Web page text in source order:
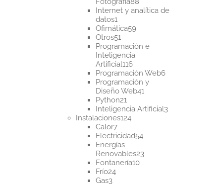
productos
Internet y analítica de
datos11
producto
Ofimática5959
Otros5151
productos
Programación e
Inteligencia
Artificial116116
productos
Programación Web66
Programación y
Diseño Web4141
Python2121
productos
Inteligencia Artificial33
Instalaciones124124
Calor77
productos
Electricidad5454
Energías
Renovables2323
Fontanería1010
Frío2424
Gas33